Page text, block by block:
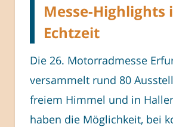
Messe-Highlights
Echtzeit
Die 26. Motorradmesse
versammelt rund 80
freiem Himmel und in
haben die Möglichkeit, bei